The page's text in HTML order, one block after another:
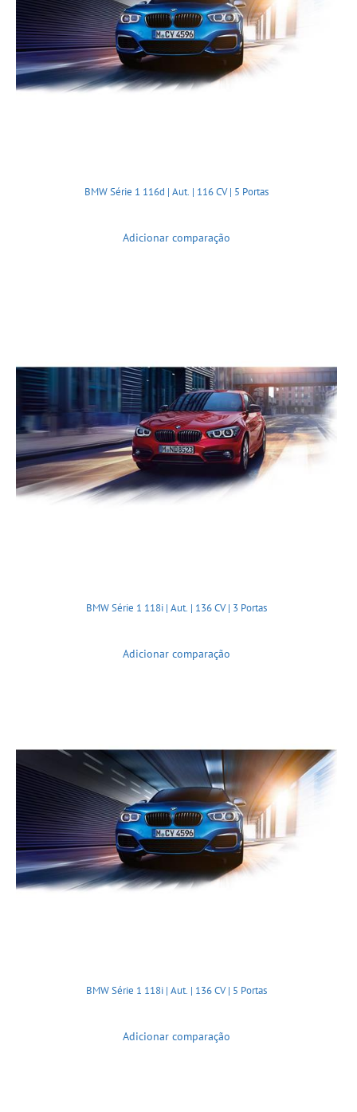
BMW Série 1 116d | Aut. | 116 CV | 5 Portas
Adicionar comparação
BMW Série 1 118i | Aut. | 136 CV | 3 Portas
Adicionar comparação
BMW Série 1 118i | Aut. | 136 CV | 5 Portas
Adicionar comparação